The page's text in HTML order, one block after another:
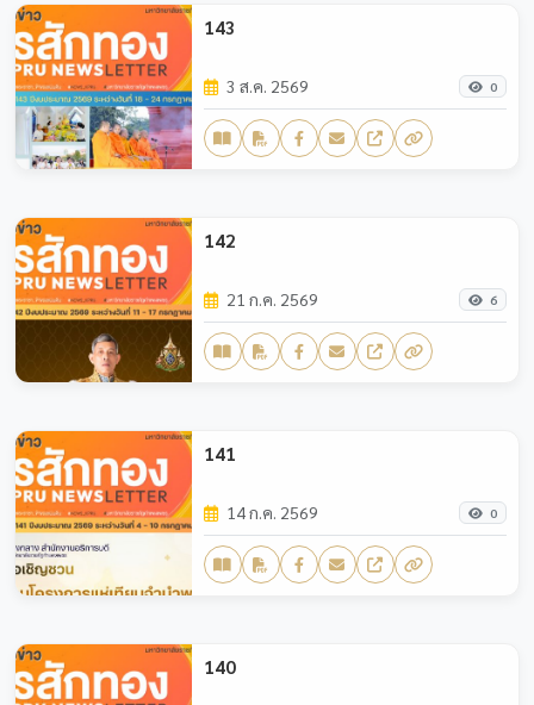
143
3 ส.ค. 2569 0
142
21 ก.ค. 2569 6
141
14 ก.ค. 2569 0
140